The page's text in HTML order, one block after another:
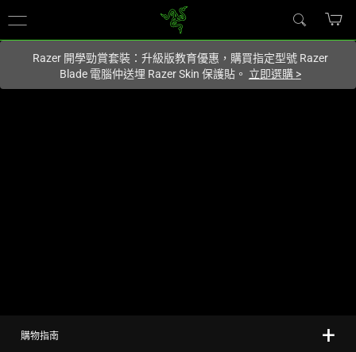
網站.
Razer 開學勁賞套裝：升級版教育優惠，購買指定型號 Razer
Blade 電腦仲送埋 Razer Skin 保護貼。 立即選購 >
購物指南